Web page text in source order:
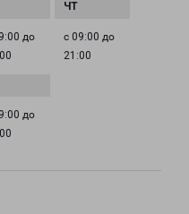
до
с 09:00 до
21:00
до